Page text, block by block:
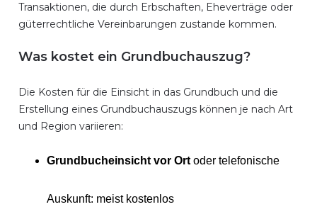
Transaktionen, die durch Erbschaften, Eheverträge oder
güterrechtliche Vereinbarungen zustande kommen.
Was kostet ein Grundbuchauszug?
Die Kosten für die Einsicht in das Grundbuch und die
Erstellung eines Grundbuchauszugs können je nach Art
und Region variieren:
Grundbucheinsicht vor Ort oder telefonische
Auskunft: meist kostenlos